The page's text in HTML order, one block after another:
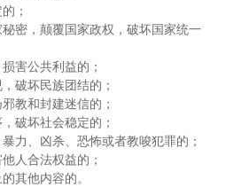
；
密，颠覆国家政权，破坏国家统一
害公共利益的；
破坏民族团结的；
教和封建迷信的；
破坏社会稳定的；
力、凶杀、恐怖或者教唆犯罪的；
人合法权益的；
其他内容的。